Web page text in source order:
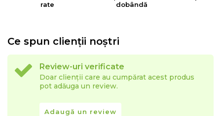
rate
dobândă
Ce spun clienții noștri
Review-uri verificate
Doar clienții care au cumpărat acest produs
pot adăuga un review.
Adaugă un review